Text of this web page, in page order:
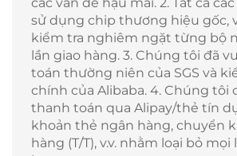
các vấn đề hậu mãi. 2. Tất cả
sử dụng chip thương hiệu gốc,
kiểm tra nghiêm ngặt từng bộ
lần giao hàng. 3. Chúng tôi đã
toán thường niên của SGS và
chính của Alibaba. 4. Chúng tôi
thanh toán qua Alipay/thẻ tín
khoản thẻ ngân hàng, chuyển
hàng (T/T), v.v. nhằm loại bỏ mọi